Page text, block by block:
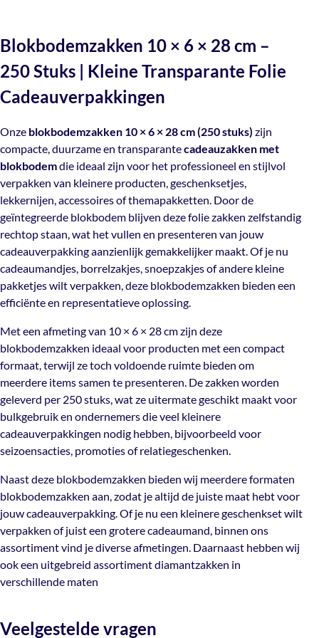
Voedselveilig
Verpakt per 250 stuks
Artikelnummer TP-9131-1210
€10,50 voor bestellingen binnen Nederland
€15 naar bestellingen in België
Mail ons
Onzeblokbodemzakken 10 × 6 × 28 cm (250 stuks)zijn
compacte, duurzame en transparantecadeauzakken
met blokbodem
die ideaal zijn voor het professioneel en
stijlvol verpakken van kleinere producten,
themapakketten. Door de geïntegreerde blokbodem
blijven deze folie zakken zelfstandig rechtop staan, wat
het vullen en presenteren van jouw cadeauverpakking
aanzienlijk gemakkelijker maakt. Of je nu cadeaumandjes,
borrelzakjes, snoepzakjes of andere kleine pakketjes wilt
verpakken, deze blokbodemzakken bieden een efficiënte
en representatieve oplossing.
Met een afmeting van 10 × 6 × 28 cm zijn deze
blokbodemzakken ideaal voor producten met een
compact formaat, terwijl ze toch voldoende ruimte
zakken worden geleverd per 250 stuks, wat ze uitermate
geschikt maakt voor bulkgebruik en ondernemers die
veel kleinere cadeauverpakkingen nodig hebben,
bijvoorbeeld voor seizoensacties, promoties of
relatiegeschenken.
Naast deze blokbodemzakken bieden wij meerdere
formaten blokbodemzakken aan, zodat je altijd de juiste
kleinere geschenkset wilt verpakken of juist een grotere
cadeaumand, binnen ons assortiment vind je diverse
afmetingen. Daarnaast hebben wij ook een uitgebreid
assortimentdiamantzakkenin verschillende maten
Blokbodemzakken 10 × 6 × 28 cm –
250 Stuks | Kleine Transparante Folie
Cadeauverpakkingen
Onze blokbodemzakken 10 × 6 × 28 cm (250 stuks) zijn
compacte, duurzame en transparantecadeauzakken met
blokbodemdie ideaal zijn voor het professioneel en stijlvol
verpakken van kleinere producten, geschenksetjes,
lekkernijen, accessoires of themapakketten. Door de
geïntegreerde blokbodem blijven deze folie zakken zelfstandig
rechtop staan, wat het vullen en presenteren van jouw
cadeauverpakking aanzienlijk gemakkelijker maakt. Of je nu
cadeaumandjes, borrelzakjes, snoepzakjes of andere kleine
pakketjes wilt verpakken, deze blokbodemzakken bieden een
efficiënte en representatieve oplossing.
Met een afmeting van 10 × 6 × 28 cm zijn deze
blokbodemzakken ideaal voor producten met een compact
formaat, terwijl ze toch voldoende ruimte bieden om
meerdere items samen te presenteren. De zakken worden
geleverd per 250 stuks, wat ze uitermate geschikt maakt voor
bulkgebruik en ondernemers die veel kleinere
cadeauverpakkingen nodig hebben, bijvoorbeeld voor
seizoensacties, promoties of relatiegeschenken.
Naast deze blokbodemzakken bieden wij meerdere formaten
blokbodemzakken aan, zodat je altijd de juiste maat hebt voor
jouw cadeauverpakking. Of je nu een kleinere geschenkset wilt
verpakken of juist een grotere cadeaumand, binnen ons
assortiment vind je diverse afmetingen. Daarnaast hebben wij
ook een uitgebreid assortimentdiamantzakken in
verschillende maten
Veelgestelde vragen